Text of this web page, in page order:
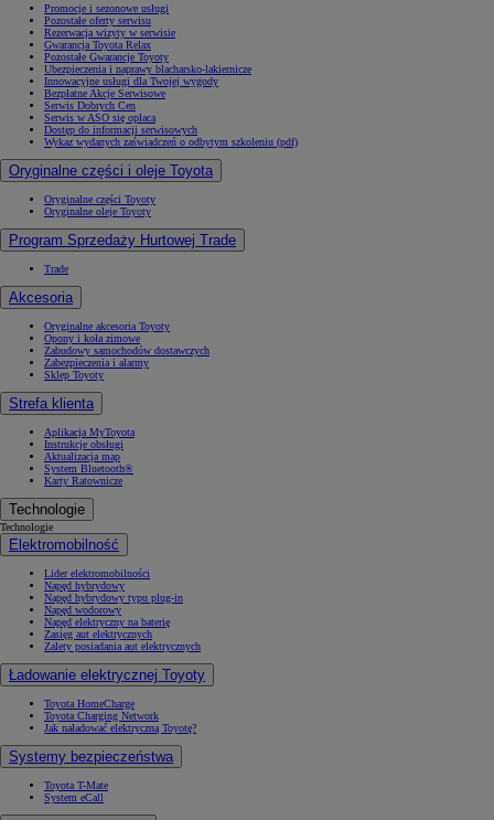
Promocje i sezonowe usługi
Pozostałe oferty serwisu
Rezerwacja wizyty w serwisie
Gwarancja Toyota Relax
Pozostałe Gwarancje Toyoty
Ubezpieczenia i naprawy blacharsko-lakiernicze
Innowacyjne usługi dla Twojej wygody
Bezpłatne Akcje Serwisowe
Serwis Dobrych Cen
Serwis w ASO się opłaca
Dostęp do informacji serwisowych
Wykaz wydanych zaświadczeń o odbytym szkoleniu (pdf)
Oryginalne części i oleje Toyota
Oryginalne części Toyoty
Oryginalne oleje Toyoty
Program Sprzedaży Hurtowej Trade
Trade
Akcesoria
Oryginalne akcesoria Toyoty
Opony i koła zimowe
Zabudowy samochodów dostawczych
Zabezpieczenia i alarmy
Sklep Toyoty
Strefa klienta
Aplikacja MyToyota
Instrukcje obsługi
Aktualizacja map
System Bluetooth®
Karty Ratownicze
Technologie
Technologie
Elektromobilność
Lider elektromobilności
Napęd hybrydowy
Napęd hybrydowy typu plug-in
Napęd wodorowy
Napęd elektryczny na baterię
Zasięg aut elektrycznych
Zalety posiadania aut elektrycznych
Ładowanie elektrycznej Toyoty
Toyota HomeCharge
Toyota Charging Network
Jak naładować elektryczną Toyotę?
Systemy bezpieczeństwa
Toyota T-Mate
System eCall